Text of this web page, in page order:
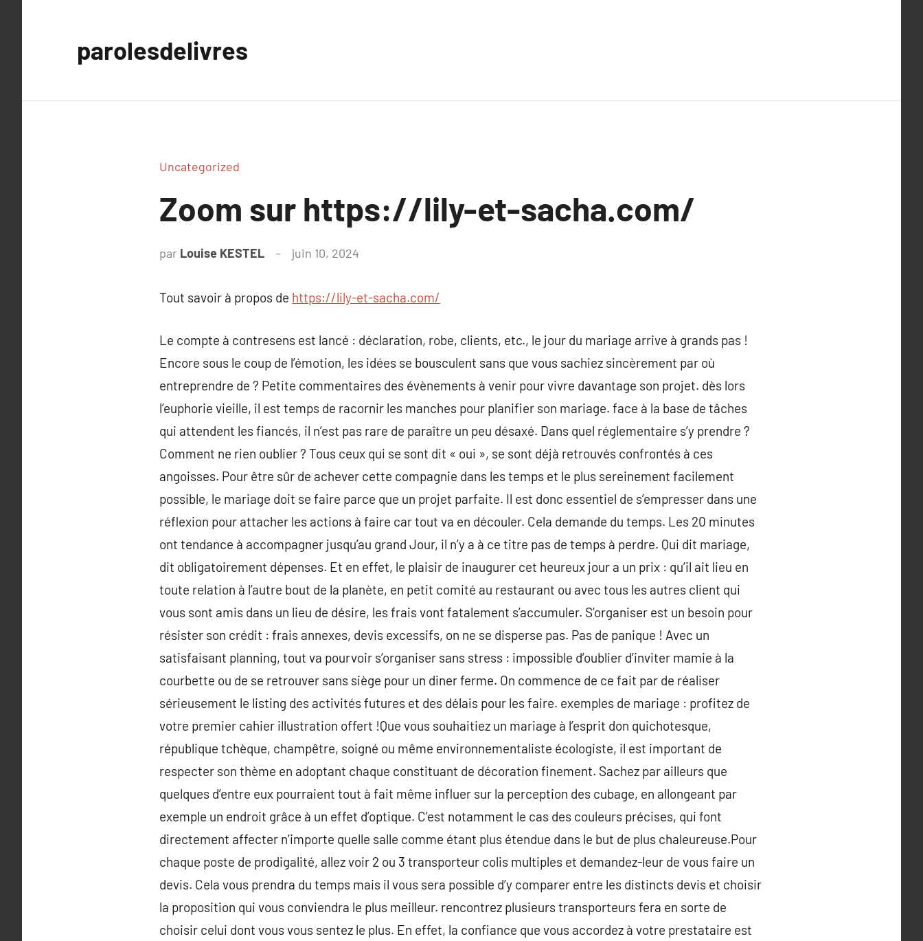
parolesdelivres
Uncategorized
Zoom sur https://lily-et-sacha.com/
par Louise KESTEL juin 10, 2024
Tout savoir à propos de https://lily-et-sacha.com/
Le compte à contresens est lancé : déclaration, robe, clients, etc., le jour du mariage arrive à grands pas !
Encore sous le coup de l’émotion, les idées se bousculent sans que vous sachiez sincèrement par où
entreprendre de ? Petite commentaires des évènements à venir pour vivre davantage son projet. dès lors
l’euphorie vieille, il est temps de racornir les manches pour planifier son mariage. face à la base de tâches
qui attendent les fiancés, il n’est pas rare de paraître un peu désaxé. Dans quel réglementaire s’y prendre ?
Comment ne rien oublier ? Tous ceux qui se sont dit « oui », se sont déjà retrouvés confrontés à ces
angoisses. Pour être sûr de achever cette compagnie dans les temps et le plus sereinement facilement
possible, le mariage doit se faire parce que un projet parfaite. Il est donc essentiel de s’empresser dans une
réflexion pour attacher les actions à faire car tout va en découler. Cela demande du temps. Les 20 minutes
ont tendance à accompagner jusqu’au grand Jour, il n’y a à ce titre pas de temps à perdre. Qui dit mariage,
dit obligatoirement dépenses. Et en effet, le plaisir de inaugurer cet heureux jour a un prix : qu’il ait lieu en
toute relation à l’autre bout de la planète, en petit comité au restaurant ou avec tous les autres client qui
vous sont amis dans un lieu de désire, les frais vont fatalement s’accumuler. S’organiser est un besoin pour
résister son crédit : frais annexes, devis excessifs, on ne se disperse pas. Pas de panique ! Avec un
satisfaisant planning, tout va pourvoir s’organiser sans stress : impossible d’oublier d’inviter mamie à la
courbette ou de se retrouver sans siège pour un diner ferme. On commence de ce fait par de réaliser
sérieusement le listing des activités futures et des délais pour les faire. exemples de mariage : profitez de
votre premier cahier illustration offert !Que vous souhaitiez un mariage à l’esprit don quichotesque,
république tchèque, champêtre, soigné ou même environnementaliste écologiste, il est important de
respecter son thème en adoptant chaque constituant de décoration finement. Sachez par ailleurs que
quelques d’entre eux pourraient tout à fait même influer sur la perception des cubage, en allongeant par
exemple un endroit grâce à un effet d’optique. C’est notamment le cas des couleurs précises, qui font
directement affecter n’importe quelle salle comme étant plus étendue dans le but de plus chaleureuse.Pour
chaque poste de prodigalité, allez voir 2 ou 3 transporteur colis multiples et demandez-leur de vous faire un
devis. Cela vous prendra du temps mais il vous sera possible d’y comparer entre les distincts devis et choisir
la proposition qui vous conviendra le plus meilleur. rencontrez plusieurs transporteurs fera en sorte de
choisir celui dont vous vous sentez le plus. En effet, la confiance que vous accordez à votre prestataire est